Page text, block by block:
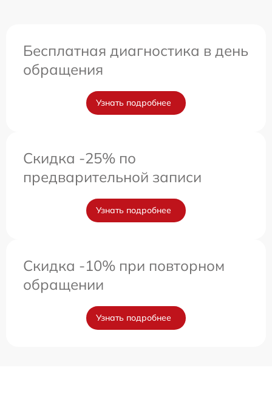
Бесплатная диагностика в день
обращения
Узнать подробнее
Скидка -25% по
предварительной записи
Узнать подробнее
Скидка -10% при повторном
обращении
Узнать подробнее